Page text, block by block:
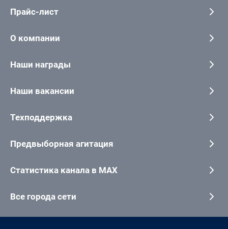
Прайс-лист
О компании
Наши награды
Наши вакансии
Техподдержка
Предвыборная агитация
Статистика канала в MAX
Все города сети